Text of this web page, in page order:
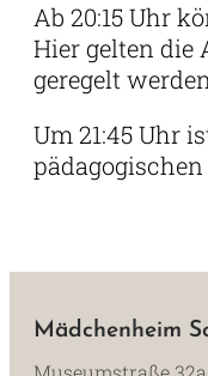
Ab 20:15 Uhr
Hier gelten die
geregelt
Um 21:45 Uhr
Mädchenheim